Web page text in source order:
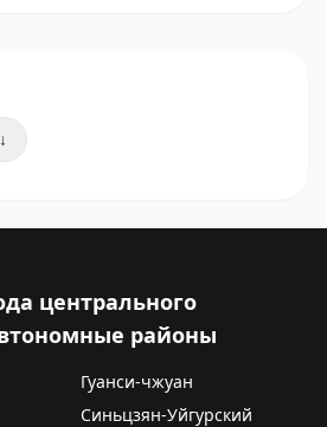
центрального
районы
Гуанси-чжуан
Синьцзян-Уйгурский